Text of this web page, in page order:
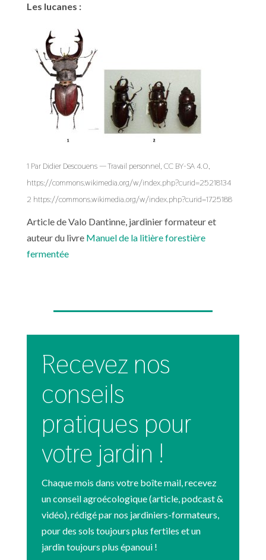
Les lucanes :
1 Par Didier Descouens — Travail personnel, CC BY-SA 4.0,
https://commons.wikimedia.org/w/index.php?curid=25218134
2 https://commons.wikimedia.org/w/index.php?curid=1725188
Article de Valo Dantinne, jardinier formateur et
auteur du livre Manuel de la litière forestière
fermentée
Recevez nos
conseils
pratiques pour
votre jardin !
Chaque mois dans votre boîte mail, recevez
un conseil agroécologique (article, podcast &
vidéo), rédigé par nos jardiniers-formateurs,
pour des sols toujours plus fertiles et un
jardin toujours plus épanoui !